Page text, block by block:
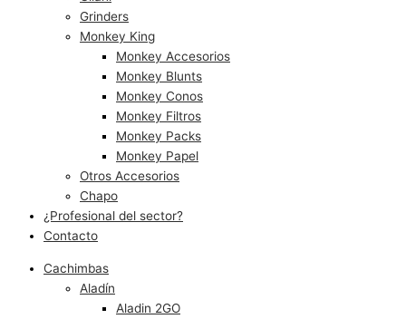
Grinders
Monkey King
Monkey Accesorios
Monkey Blunts
Monkey Conos
Monkey Filtros
Monkey Packs
Monkey Papel
Otros Accesorios
Chapo
¿Profesional del sector?
Contacto
Cachimbas
Aladín
Aladin 2GO